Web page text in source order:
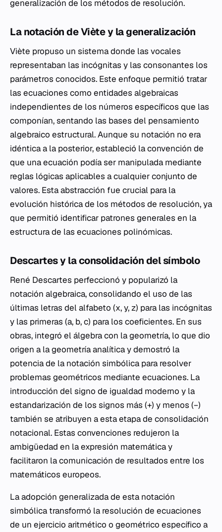
generalización de los métodos de resolución.
La notación de Viète y la generalización
Viète propuso un sistema donde las vocales
representaban las incógnitas y las consonantes los
parámetros conocidos. Este enfoque permitió tratar
las ecuaciones como entidades algebraicas
independientes de los números específicos que las
componían, sentando las bases del pensamiento
algebraico estructural. Aunque su notación no era
idéntica a la posterior, estableció la convención de
que una ecuación podía ser manipulada mediante
reglas lógicas aplicables a cualquier conjunto de
valores. Esta abstracción fue crucial para la
evolución histórica de los métodos de resolución, ya
que permitió identificar patrones generales en la
estructura de las ecuaciones polinómicas.
Descartes y la consolidación del símbolo
René Descartes perfeccionó y popularizó la
notación algebraica, consolidando el uso de las
últimas letras del alfabeto (x, y, z) para las incógnitas
y las primeras (a, b, c) para los coeficientes. En sus
obras, integró el álgebra con la geometría, lo que dio
origen a la geometría analítica y demostró la
potencia de la notación simbólica para resolver
problemas geométricos mediante ecuaciones. La
introducción del signo de igualdad moderno y la
estandarización de los signos más (+) y menos (−)
también se atribuyen a esta etapa de consolidación
notacional. Estas convenciones redujeron la
ambigüedad en la expresión matemática y
facilitaron la comunicación de resultados entre los
matemáticos europeos.
La adopción generalizada de esta notación
simbólica transformó la resolución de ecuaciones
de un ejercicio aritmético o geométrico específico a